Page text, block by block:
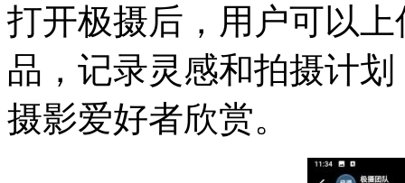
打开极摄后，用户可以
品，记录灵感和拍摄计
摄影爱好者欣赏。